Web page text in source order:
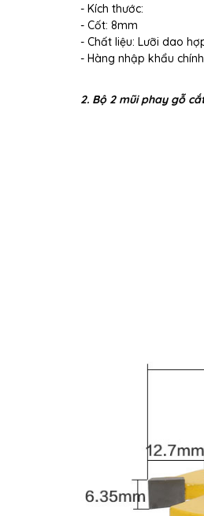
- Kích thước:
- Cốt: 8mm
- Chất liệu: Lưỡi dao
- Hàng nhập khẩu
2. Bộ 2 mũi phay gỗ